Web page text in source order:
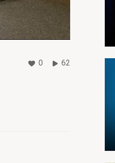
0 62